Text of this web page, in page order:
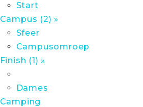
Start
Campus (2) »
Sfeer
Campusomroep
Finish (1) »
Dames
Camping